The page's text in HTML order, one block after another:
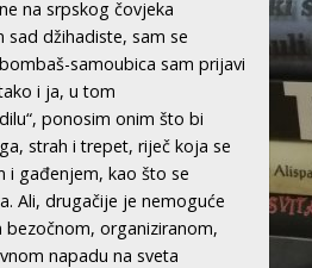
na srpskog čovjeka
sad džihadiste, sam se
samoubica sam prijavi
i ja, u tom
ponosim onim što bi
strah i trepet, riječ koja se
i gađenjem, kao što se
Ali, drugačije je nemoguće
organiziranom,
napadu na sveta